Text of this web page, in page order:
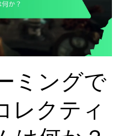
ミングで
レクティ